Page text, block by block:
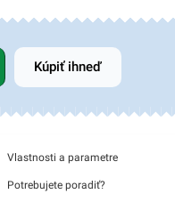
Kúpiť ihneď
Vlastnosti a parametre
Potrebujete poradiť?